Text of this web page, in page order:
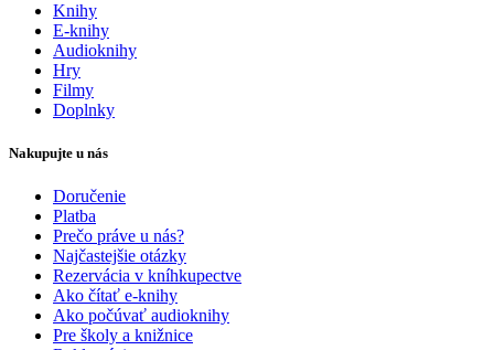
Knihy
E-knihy
Audioknihy
Hry
Filmy
Doplnky
Nakupujte u nás
Doručenie
Platba
Prečo práve u nás?
Najčastejšie otázky
Rezervácia v kníhkupectve
Ako čítať e-knihy
Ako počúvať audioknihy
Pre školy a knižnice